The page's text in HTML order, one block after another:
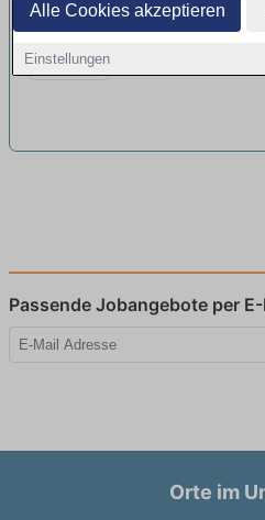
Alle Cookies akzeptieren
Einstellungen
Ausbildung
Group
Commerzbank
Passende Jobangebote per
Orte im